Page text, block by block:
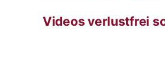
Videos verlustfrei